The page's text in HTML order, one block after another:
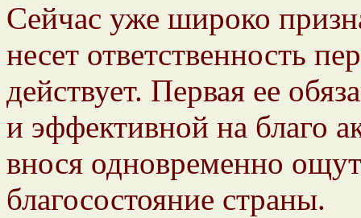
Сейчас уже широко
несет ответственность
действует. Первая ее
и эффективной на благо
внося одновременно
благосостояние страны.